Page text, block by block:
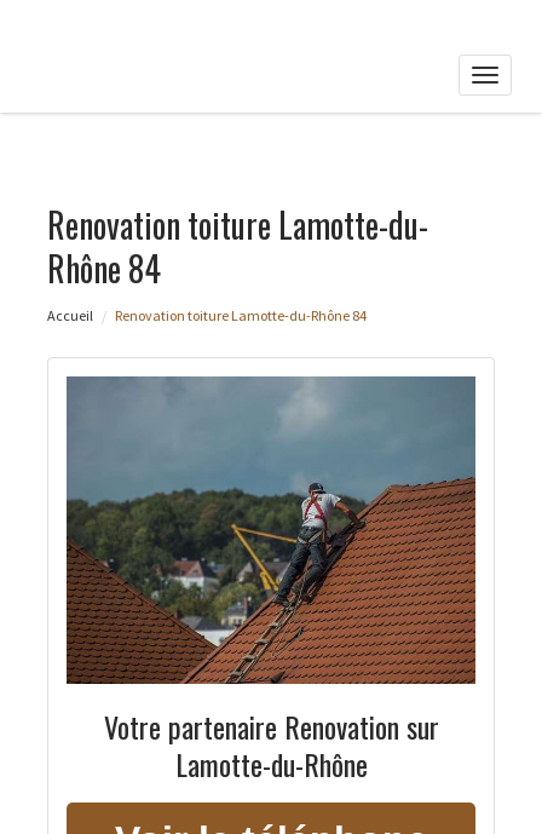
Toggle
Renovation toiture Lamotte-du-
Rhône 84
Accueil Renovation toiture Lamotte-du-Rhône 84
Votre partenaire Renovation sur
Lamotte-du-Rhône